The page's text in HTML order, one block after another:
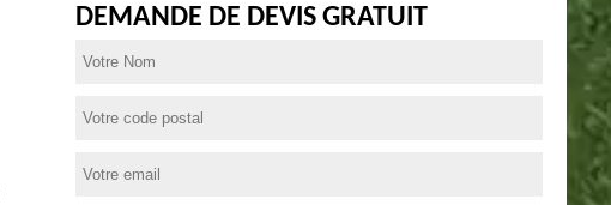
DEMANDE DE DEVIS GRATUIT